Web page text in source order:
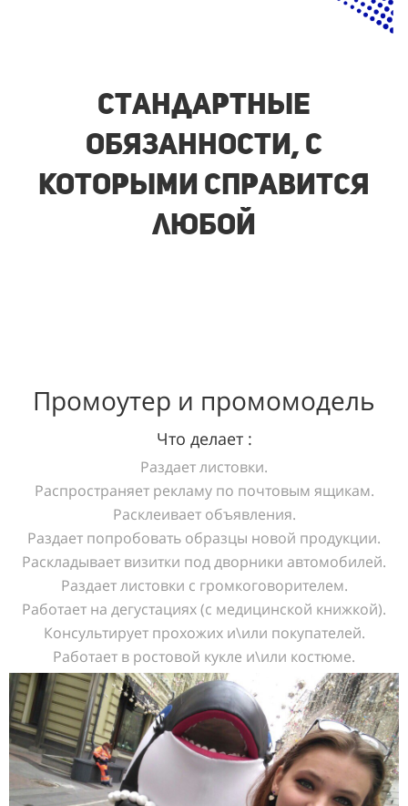
Стандартные
обязанности, с
которыми справится
любой
Промоутер и промомодель
Что делает :
Раздает листовки.
Распространяет рекламу по почтовым ящикам.
Расклеивает объявления.
Раздает попробовать образцы новой продукции.
Раскладывает визитки под дворники автомобилей.
Раздает листовки с громкоговорителем.
Работает на дегустациях (с медицинской книжкой).
Консультирует прохожих и\или покупателей.
Работает в ростовой кукле и\или костюме.